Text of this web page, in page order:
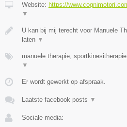
Website: https://
▼
U kan bij mij terecht voor Manuele
laten ▼
manuele therapie,
▼
Er wordt gewerkt op afspraak.
Laatste facebook posts ▼
Sociale media: